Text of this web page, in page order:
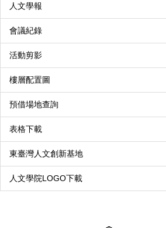
人文學報
會議紀錄
活動剪影
樓層配置圖
預借場地查詢
表格下載
東臺灣人文創新基地
人文學院LOGO下載